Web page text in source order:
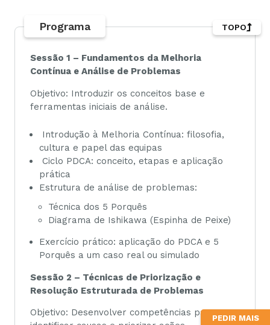
PEDIR MAIS
Programa
Sessão 1 – Fundamentos da Melhoria
Contínua e Análise de Problemas
Objetivo: Introduzir os conceitos base e
ferramentas iniciais de análise.
Introdução à Melhoria Contínua: filosofia,
cultura e papel das equipas
Ciclo PDCA: conceito, etapas e aplicação
prática
Estrutura de análise de problemas:
Técnica dos 5 Porquês
Diagrama de Ishikawa (Espinha de Peixe)
Exercício prático: aplicação do PDCA e 5
Porquês a um caso real ou simulado
Sessão 2 – Técnicas de Priorização e
Resolução Estruturada de Problemas
Objetivo: Desenvolver competências para
TOPO